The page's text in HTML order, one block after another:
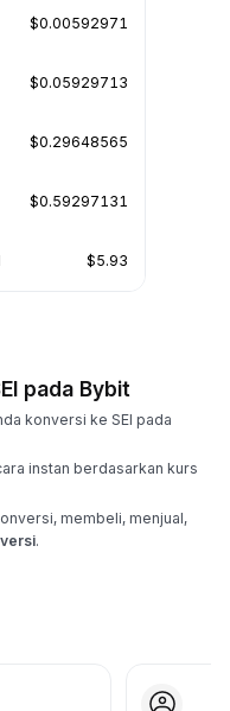
$0.00592971
$0.05929713
$0.29648565
$0.59297131
$5.93
pada Bybit
konversi ke SEI pada
instan berdasarkan kurs
membeli, menjual,
.